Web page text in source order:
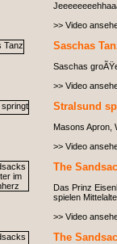
>> Video
Saschas
Saschas
>> Video
Stralsund
Masons Apron,
>> Video
The
Das Prinz
spielen
>> Video
The